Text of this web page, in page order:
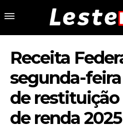
Receita
segunda-
de
de renda 2025